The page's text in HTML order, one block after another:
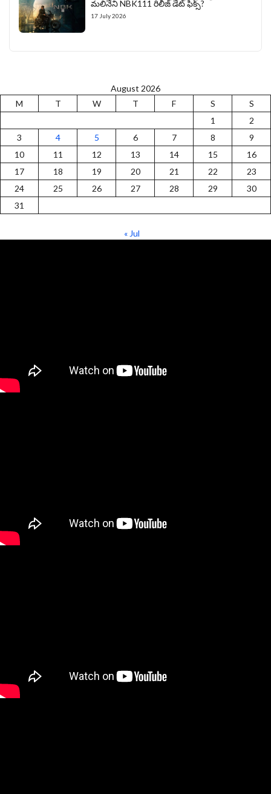
మలినేని NBK111 రిలీజ్ డేట్ ఫిక్స్?
17 July 2026
August 2026
M
T W T F S
S
1
2
3
4 5 6 7 8
9
10
11 12 13 14 15
16
17
18 19 20 21 22
23
24
25 26 27 28 29
30
31
« Jul